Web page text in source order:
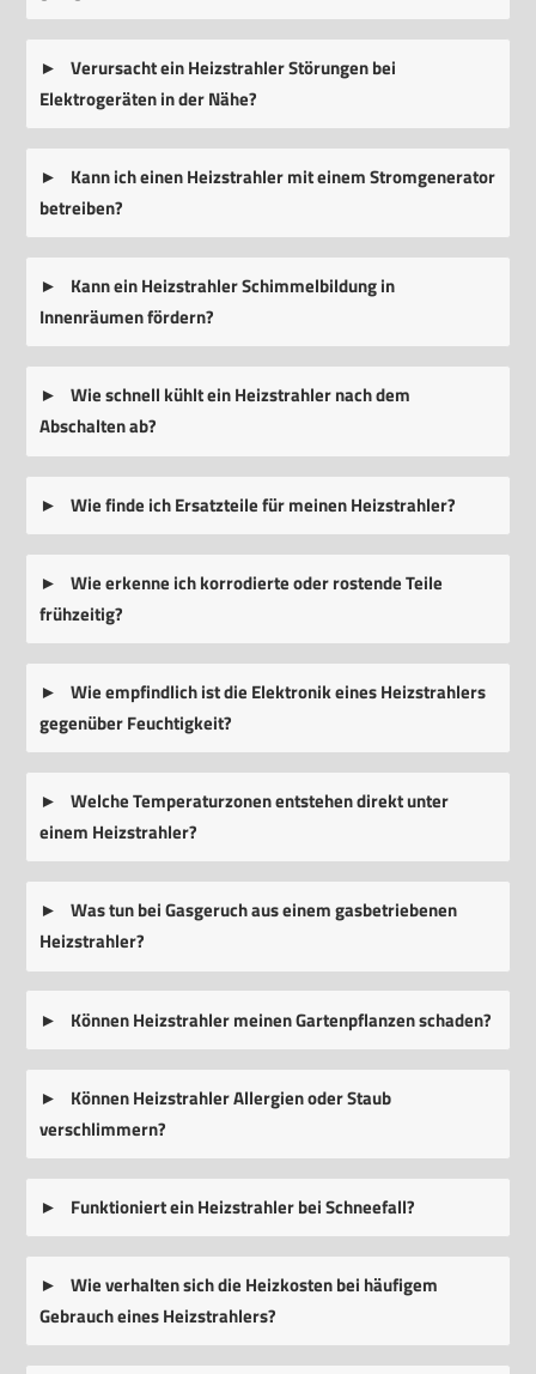
Verursacht ein Heizstrahler Störungen bei
Elektrogeräten in der Nähe?
Kann ich einen Heizstrahler mit einem Stromgenerator
betreiben?
Kann ein Heizstrahler Schimmelbildung in
Innenräumen fördern?
Wie schnell kühlt ein Heizstrahler nach dem
Abschalten ab?
Wie finde ich Ersatzteile für meinen Heizstrahler?
Wie erkenne ich korrodierte oder rostende Teile
frühzeitig?
Wie empfindlich ist die Elektronik eines Heizstrahlers
gegenüber Feuchtigkeit?
Welche Temperaturzonen entstehen direkt unter
einem Heizstrahler?
Was tun bei Gasgeruch aus einem gasbetriebenen
Heizstrahler?
Können Heizstrahler meinen Gartenpflanzen schaden?
Können Heizstrahler Allergien oder Staub
verschlimmern?
Funktioniert ein Heizstrahler bei Schneefall?
Wie verhalten sich die Heizkosten bei häufigem
Gebrauch eines Heizstrahlers?